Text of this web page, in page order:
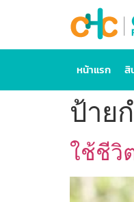
หน้าแรก สิ
ป้าย
ใช้ชีวิ